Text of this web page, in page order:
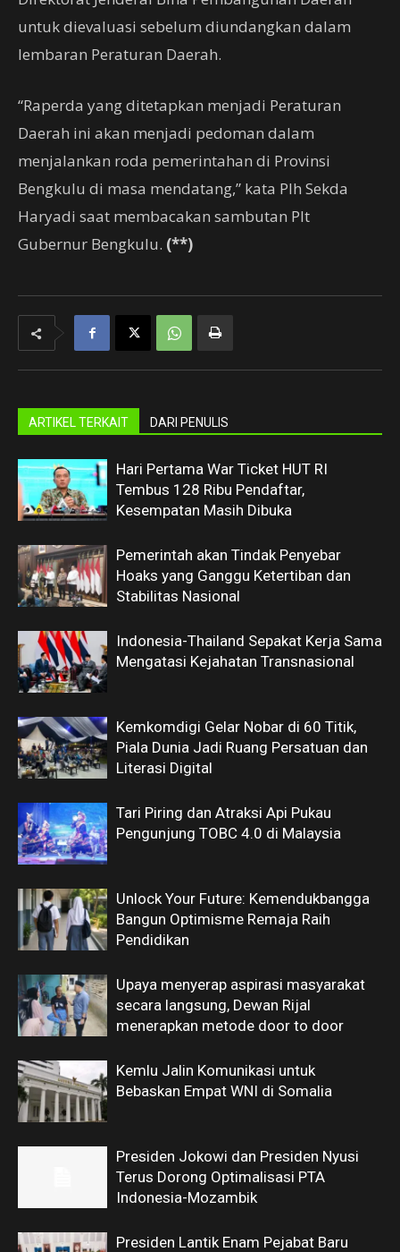
untuk dievaluasi sebelum diundangkan dalam
lembaran Peraturan Daerah.
“Raperda yang ditetapkan menjadi Peraturan
Daerah ini akan menjadi pedoman dalam
menjalankan roda pemerintahan di Provinsi
Bengkulu di masa mendatang,” kata Plh Sekda
Haryadi saat membacakan sambutan Plt
Gubernur Bengkulu. (**)
ARTIKEL TERKAIT DARI PENULIS
Hari Pertama War Ticket HUT RI
Tembus 128 Ribu Pendaftar,
Kesempatan Masih Dibuka
Pemerintah akan Tindak Penyebar
Hoaks yang Ganggu Ketertiban dan
Stabilitas Nasional
Indonesia-Thailand Sepakat Kerja Sama
Mengatasi Kejahatan Transnasional
Kemkomdigi Gelar Nobar di 60 Titik,
Piala Dunia Jadi Ruang Persatuan dan
Literasi Digital
Tari Piring dan Atraksi Api Pukau
Pengunjung TOBC 4.0 di Malaysia
Unlock Your Future: Kemendukbangga
Bangun Optimisme Remaja Raih
Pendidikan
Upaya menyerap aspirasi masyarakat
secara langsung, Dewan Rijal
menerapkan metode door to door
Kemlu Jalin Komunikasi untuk
Bebaskan Empat WNI di Somalia
Presiden Jokowi dan Presiden Nyusi
Terus Dorong Optimalisasi PTA
Indonesia-Mozambik
Presiden Lantik Enam Pejabat Baru